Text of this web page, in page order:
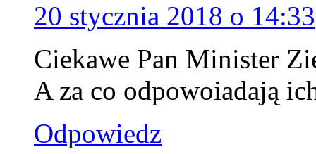
20 stycznia 2018 o 14:33
Ciekawe Pan Minister
A za co odpowoiadają
Odpowiedz